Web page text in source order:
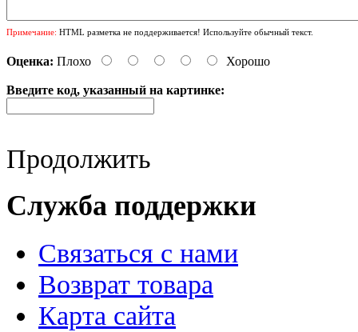
Примечание: HTML разметка не поддерживается! Используйте обычный текст.
Оценка: Плохо Хорошо
Введите код, указанный на картинке:
Продолжить
Служба поддержки
Связаться с нами
Возврат товара
Карта сайта